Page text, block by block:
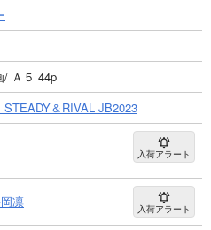
/ Ａ５ 44p
＆RIVAL JB2023
入荷アラート
凛 入荷アラート